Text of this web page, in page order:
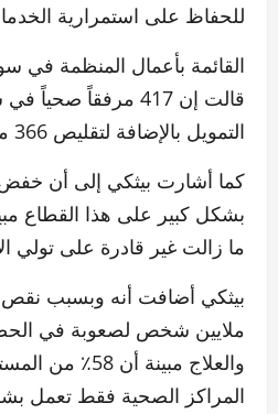
للحفاظ على استمرارية
القائمة بأعمال المنظمة في
قالت إن 417 مرفقاً
التمويل بالإضافة لتقليص 366 مرفقاً لخدماتها.
كما أشارت بيثكي إلى أن خفض
بشكل كبير على هذا القطاع
ما زالت غير قادرة على تولي
ملايين شخص لصعوبة في
المراكز الصحية فقط تعمل